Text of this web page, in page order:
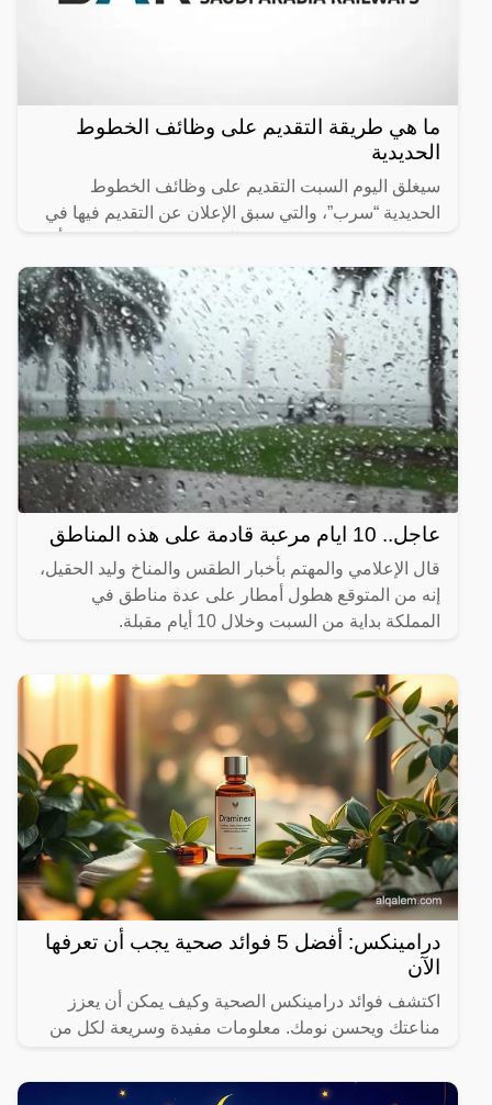
ما هي طريقة التقديم على وظائف الخطوط
الحديدية
سيغلق اليوم السبت التقديم على وظائف الخطوط
الحديدية “سرب”، والتي سبق الإعلان عن التقديم فيها في
أعلن المعهد
عاجل.. 10 ايام مرعبة قادمة على هذه المناطق
قال الإعلامي والمهتم بأخبار الطقس والمناخ وليد الحقيل،
إنه من المتوقع هطول أمطار على عدة مناطق في
المملكة بداية من السبت وخلال 10 أيام مقبلة.
درامينكس: أفضل 5 فوائد صحية يجب أن تعرفها
الآن
اكتشف فوائد درامينكس الصحية وكيف يمكن أن يعزز
مناعتك ويحسن نومك. معلومات مفيدة وسريعة لكل من